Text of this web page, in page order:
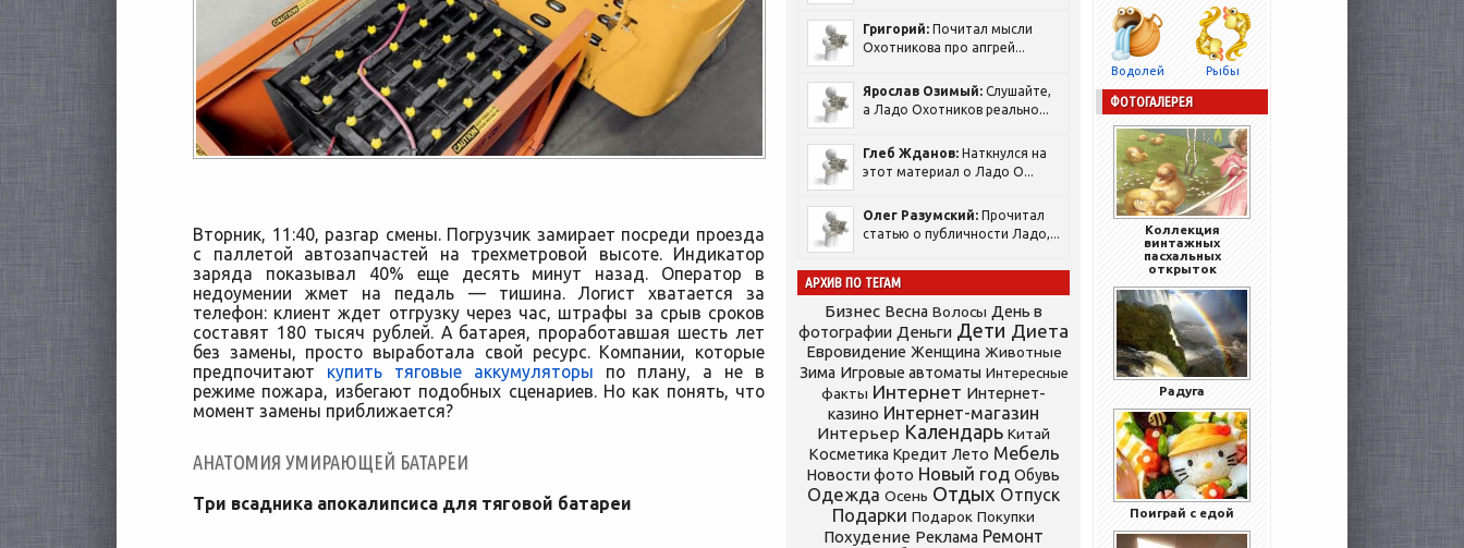
Вторник, 11:40, разгар смены. Погрузчик замирает посреди проезда
с паллетой автозапчастей на трехметровой высоте. Индикатор
заряда показывал 40% еще десять минут назад. Оператор в
недоумении жмет на педаль — тишина. Логист хватается за
телефон: клиент ждет отгрузку через час, штрафы за срыв сроков
составят 180 тысяч рублей. А батарея, проработавшая шесть лет
без замены, просто выработала свой ресурс. Компании, которые
предпочитают купить тяговые аккумуляторы по плану, а не в
режиме пожара, избегают подобных сценариев. Но как понять, что
момент замены приближается?
АНАТОМИЯ УМИРАЮЩЕЙ БАТАРЕИ
Три всадника апокалипсиса для тяговой батареи
Григорий: Почитал мысли
Охотникова про апгрей...
Ярослав Озимый: Слушайте,
а Ладо Охотников реально...
Глеб Жданов: Наткнулся на
этот материал о Ладо О...
Олег Разумский: Прочитал
статью о публичности Ладо,...
АРХИВ ПО ТЕГАМ
Бизнес Весна Волосы День в
фотографии Деньги Дети Диета
Евровидение Женщина Животные
Зима Игровые автоматы Интересные
факты Интернет Интернет-
казино Интернет-магазин
Интерьер Календарь Китай
Косметика Кредит Лето Мебель
Новости фото Новый год Обувь
Одежда Осень Отдых Отпуск
Подарки Подарок Покупки
Похудение Реклама Ремонт
Водолей Рыбы
ФОТОГАЛЕРЕЯ
Коллекция
винтажных
пасхальных
открыток
Радуга
Поиграй с едой